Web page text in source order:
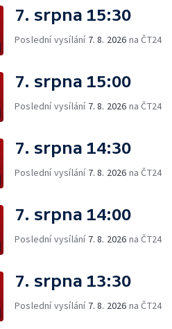
7. srpna 15:30
Poslední vysílání 7. 8. 2026 na ČT24
7. srpna 15:00
Poslední vysílání 7. 8. 2026 na ČT24
7. srpna 14:30
Poslední vysílání 7. 8. 2026 na ČT24
7. srpna 14:00
Poslední vysílání 7. 8. 2026 na ČT24
7. srpna 13:30
Poslední vysílání 7. 8. 2026 na ČT24